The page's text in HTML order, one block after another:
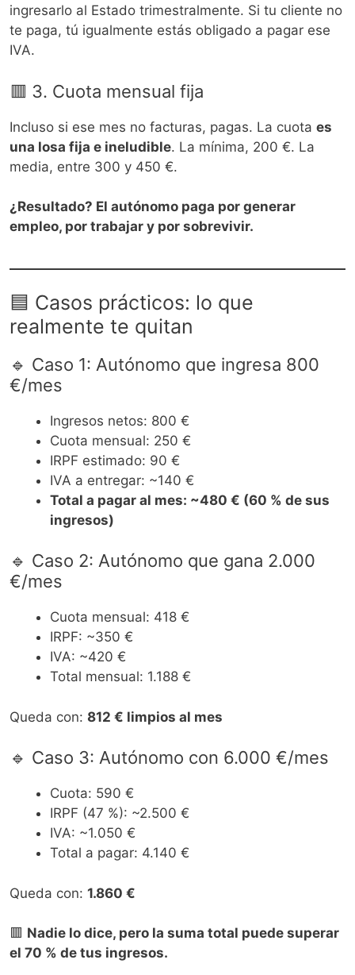
ingresarlo al Estado trimestralmente. Si tu cliente no
te paga, tú igualmente estás obligado a pagar ese
IVA.
🟥 3. Cuota mensual fija
Incluso si ese mes no facturas, pagas. La cuota es
una losa fija e ineludible. La mínima, 200 €. La
media, entre 300 y 450 €.
¿Resultado? El autónomo paga por generar
empleo, por trabajar y por sobrevivir.
🟦 Casos prácticos: lo que
realmente te quitan
🔹 Caso 1: Autónomo que ingresa 800
€/mes
Ingresos netos: 800 €
Cuota mensual: 250 €
IRPF estimado: 90 €
IVA a entregar: ~140 €
Total a pagar al mes: ~480 € (60 % de sus
ingresos)
🔹 Caso 2: Autónomo que gana 2.000
€/mes
Cuota mensual: 418 €
IRPF: ~350 €
IVA: ~420 €
Total mensual: 1.188 €
Queda con: 812 € limpios al mes
🔹 Caso 3: Autónomo con 6.000 €/mes
Cuota: 590 €
IRPF (47 %): ~2.500 €
IVA: ~1.050 €
Total a pagar: 4.140 €
Queda con: 1.860 €
🟥 Nadie lo dice, pero la suma total puede superar
el 70 % de tus ingresos.